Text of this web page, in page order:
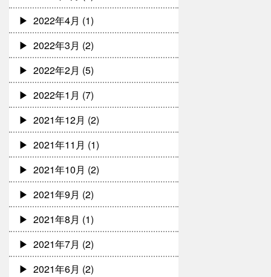
2022年4月 (1)
2022年3月 (2)
2022年2月 (5)
2022年1月 (7)
2021年12月 (2)
2021年11月 (1)
2021年10月 (2)
2021年9月 (2)
2021年8月 (1)
2021年7月 (2)
2021年6月 (2)